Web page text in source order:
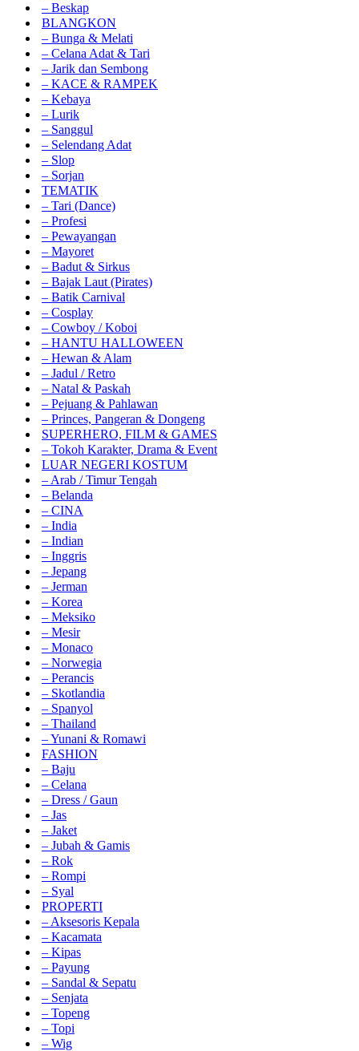
– Beskap
BLANGKON
– Bunga & Melati
– Celana Adat & Tari
– Jarik dan Sembong
– KACE & RAMPEK
– Kebaya
– Lurik
– Sanggul
– Selendang Adat
– Slop
– Sorjan
TEMATIK
– Tari (Dance)
– Profesi
– Pewayangan
– Mayoret
– Badut & Sirkus
– Bajak Laut (Pirates)
– Batik Carnival
– Cosplay
– Cowboy / Koboi
– HANTU HALLOWEEN
– Hewan & Alam
– Jadul / Retro
– Natal & Paskah
– Pejuang & Pahlawan
– Princes, Pangeran & Dongeng
SUPERHERO, FILM & GAMES
– Tokoh Karakter, Drama & Event
LUAR NEGERI KOSTUM
– Arab / Timur Tengah
– Belanda
– CINA
– India
– Indian
– Inggris
– Jepang
– Jerman
– Korea
– Meksiko
– Mesir
– Monaco
– Norwegia
– Perancis
– Skotlandia
– Spanyol
– Thailand
– Yunani & Romawi
FASHION
– Baju
– Celana
– Dress / Gaun
– Jas
– Jaket
– Jubah & Gamis
– Rok
– Rompi
– Syal
PROPERTI
– Aksesoris Kepala
– Kacamata
– Kipas
– Payung
– Sandal & Sepatu
– Senjata
– Topeng
– Topi
– Wig